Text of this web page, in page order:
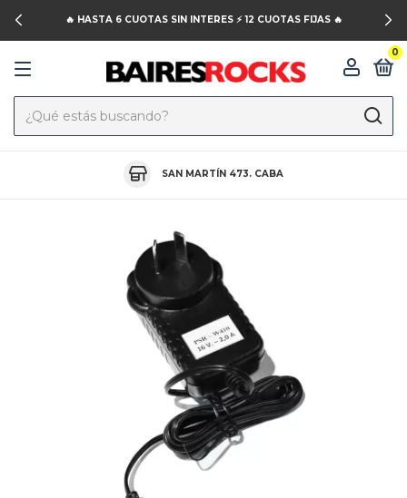
🔥 HASTA 6 CUOTAS SIN INTERES ⚡️ 12 CUOTAS FIJAS 🔥
0
SAN MARTÍN 473. CABA